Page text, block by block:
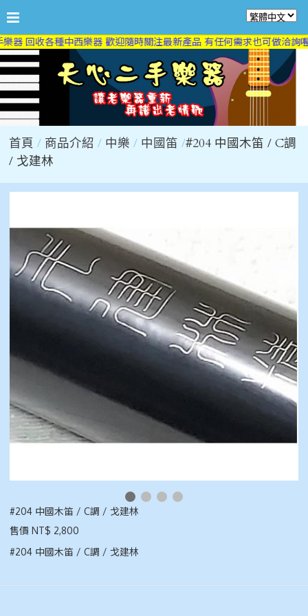
器 回收各種中西樂器 歡迎隨時關注最新產品 有任何需求也可做洽詢喔
首頁 商品介紹 中樂 中國笛 #204 中國木笛 / C調
/ 戈建林
#204 中國木笛 / C調 / 戈建林
售價 NT$ 2,800
#204 中國木笛 / C調 / 戈建林